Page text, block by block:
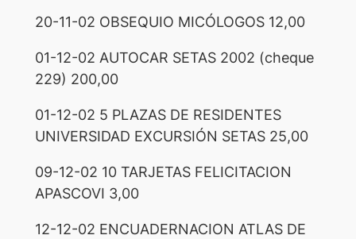
20-11-02 OBSEQUIO MICÓLOGOS 12,00
01-12-02 AUTOCAR SETAS 2002 (cheque
229) 200,00
01-12-02 5 PLAZAS DE RESIDENTES
UNIVERSIDAD EXCURSIÓN SETAS 25,00
09-12-02 10 TARJETAS FELICITACION
APASCOVI 3,00
12-12-02 ENCUADERNACION ATLAS DE